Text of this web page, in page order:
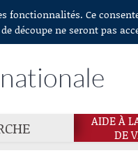
fonctionnalités. Ce
découpe ne seront pas
AIDE À
DE